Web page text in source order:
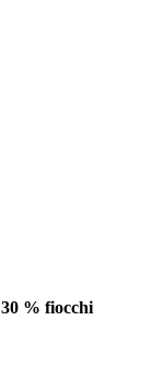
30 % fiocchi